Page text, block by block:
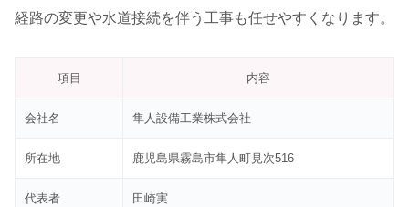
経路の変更や水道接続を伴う工事も任せやすくなります。
項目 内容
会社名 隼人設備工業株式会社
所在地 鹿児島県霧島市隼人町見次516
代表者 田崎実